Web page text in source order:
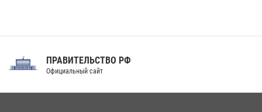
Праздник «Один день с Росгвардией» к 105-летию Центрального
ПРАВИТЕЛЬСТВО РФ
Официальный сайт